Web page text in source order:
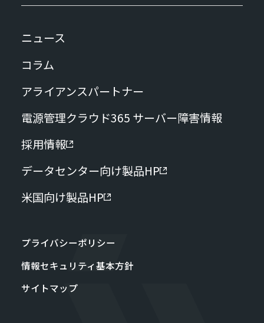
ニュース
コラム
アライアンスパートナー
電源管理クラウド365 サーバー障害情報
採用情報
データセンター向け製品HP
米国向け製品HP
プライバシーポリシー
情報セキュリティ基本方針
サイトマップ